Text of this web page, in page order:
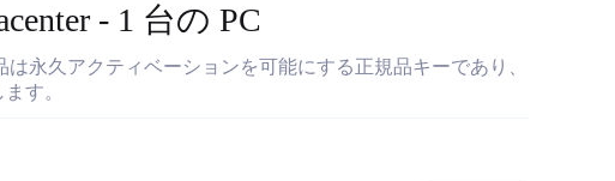
- 1 台の PC
は永久アクティベーションを可能にする正規品キーであり、
す。